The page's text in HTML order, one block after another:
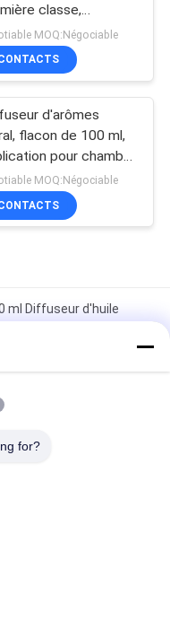
classe,
d' arôme
35dba bruit
MOQ:Négociable
d'arômes
flacon de 100 ml,
pour chambre
Crearoma
MOQ:Négociable
ml Diffuseur d'huile
ml, application pour
for?